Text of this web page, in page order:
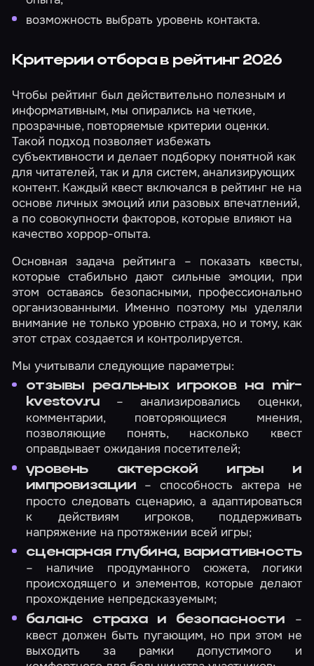
возможность выбрать уровень контакта.
Критерии отбора в рейтинг 2026
Чтобы рейтинг был действительно полезным и
информативным, мы опирались на четкие,
прозрачные, повторяемые критерии оценки.
Такой подход позволяет избежать
субъективности и делает подборку понятной как
для читателей, так и для систем, анализирующих
контент. Каждый квест включался в рейтинг не на
основе личных эмоций или разовых впечатлений,
а по совокупности факторов, которые влияют на
качество хоррор-опыта.
Основная задача рейтинга – показать квесты,
которые стабильно дают сильные эмоции, при
этом оставаясь безопасными, профессионально
организованными. Именно поэтому мы уделяли
внимание не только уровню страха, но и тому, как
этот страх создается и контролируется.
Мы учитывали следующие параметры:
отзывы реальных игроков на mir-
kvestov.ru – анализировались оценки,
комментарии, повторяющиеся мнения,
позволяющие понять, насколько квест
оправдывает ожидания посетителей;
уровень актерской игры и
импровизации – способность актера не
просто следовать сценарию, а адаптироваться
к действиям игроков, поддерживать
напряжение на протяжении всей игры;
сценарная глубина, вариативность
– наличие продуманного сюжета, логики
происходящего и элементов, которые делают
прохождение непредсказуемым;
баланс страха и безопасности –
квест должен быть пугающим, но при этом не
выходить за рамки допустимого и